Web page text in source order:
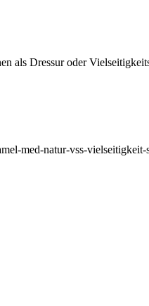
als Dressur oder